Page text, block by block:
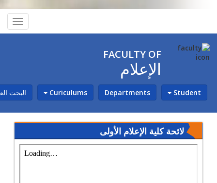
FACULTY OF
الإعلام
Student
Departments
Curiculums البحث
لائحة كلية الإعلام الأولى